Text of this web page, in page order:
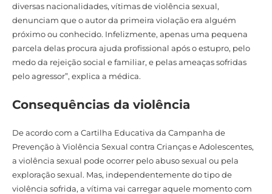
diversas nacionalidades, vítimas de violência sexual,
denunciam que o autor da primeira violação era alguém
próximo ou conhecido. Infelizmente, apenas uma pequena
parcela delas procura ajuda profissional após o estupro, pelo
medo da rejeição social e familiar, e pelas ameaças sofridas
pelo agressor”, explica a médica.
Consequências da violência
De acordo com a Cartilha Educativa da Campanha de
Prevenção à Violência Sexual contra Crianças e Adolescentes,
a violência sexual pode ocorrer pelo abuso sexual ou pela
exploração sexual. Mas, independentemente do tipo de
violência sofrida, a vítima vai carregar aquele momento com